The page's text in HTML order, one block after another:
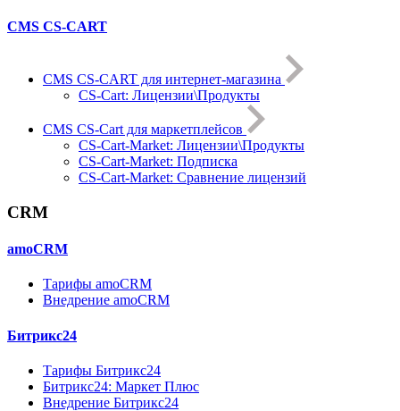
CMS CS-CART
CMS CS-CART для интернет-магазина
CS-Cart: Лицензии\Продукты
CMS CS-Cart для маркетплейсов
CS-Cart-Market: Лицензии\Продукты
CS-Cart-Market: Подписка
CS-Cart-Market: Сравнение лицензий
CRM
amoCRM
Тарифы amoCRM
Внедрение amoCRM
Битрикс24
Тарифы Битрикс24
Битрикс24: Маркет Плюс
Внедрение Битрикс24